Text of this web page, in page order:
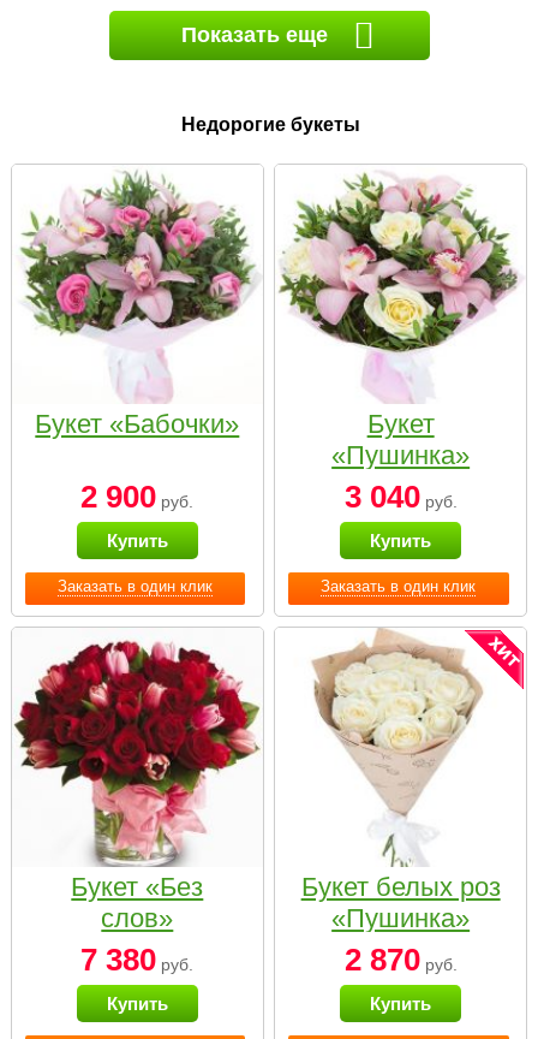
Показать еще
Недорогие букеты
Заказать в один клик
Букет «Бабочки»
2 900 руб.
Купить
Заказать в один клик
Букет
«Пушинка»
3 040руб.
Купить
Букет «Без
слов»
7 380 руб.
Купить
Букет белых роз
«Пушинка»
2 870руб.
Купить